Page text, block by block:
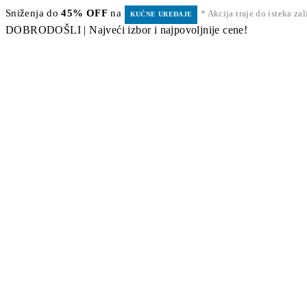
Sniženja do45% OFF na KUĆNE UREĐAJE * Akcija traje do isteka
DOBRODOŠLI | Najveći izbor i najpovoljnije cene!